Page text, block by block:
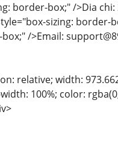
border-box;" />Dia chi:
sizing: border-
/>Email:
relative; width:
100%; color: